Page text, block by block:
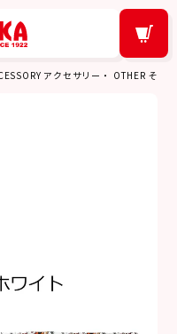
アクセサリー OTHER その他